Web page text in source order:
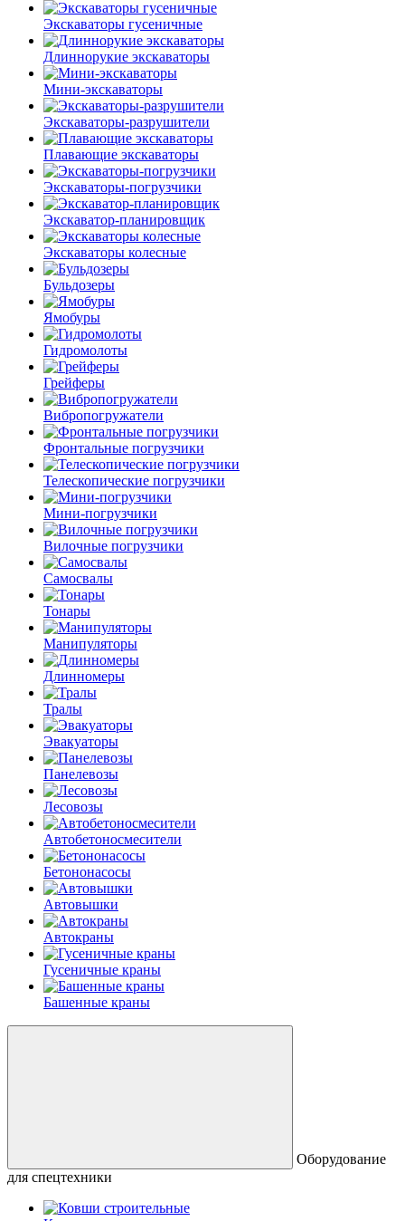
Экскаваторы гусеничные
Длиннорукие экскаваторы
Мини-экскаваторы
Экскаваторы-разрушители
Плавающие экскаваторы
Экскаваторы-погрузчики
Экскаватор-планировщик
Экскаваторы колесные
Бульдозеры
Ямобуры
Гидромолоты
Грейферы
Вибро­погружатели
Фронтальные погрузчики
Телескопические погрузчики
Мини-погрузчики
Вилочные погрузчики
Самосвалы
Тонары
Манипуляторы
Длинномеры
Тралы
Эвакуаторы
Панелевозы
Лесовозы
Автобетоно­смесители
Бетононасосы
Автовышки
Автокраны
Гусеничные краны
Башенные краны
Оборудование
для спецтехники